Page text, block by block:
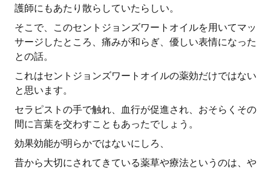
護師にもあたり散らしていたらしい。
そこで、このセントジョンズワートオイルを用いてマッ
サージしたところ、痛みが和らぎ、優しい表情になった
との話。
これはセントジョンズワートオイルの薬効だけではない
と思います。
セラピストの手で触れ、血行が促進され、おそらくその
間に言葉を交わすこともあったでしょう。
効果効能が明らかではないにしろ、
昔から大切にされてきている薬草や療法というのは、や